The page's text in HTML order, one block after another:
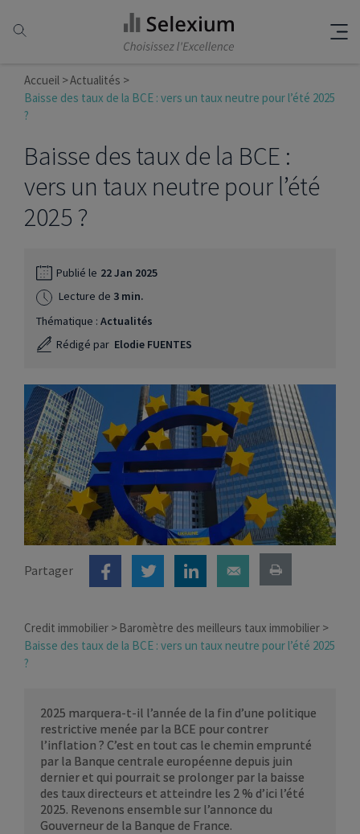
Accueil
Actualités
Baisse des taux de la BCE : vers un taux neutre pour l’été 2025
?
Baisse des taux de la BCE :
vers un taux neutre pour l’été
2025 ?
Publié le 22 Jan 2025
Lecture de 3 min.
Thématique : Actualités
Rédigé par Elodie FUENTES
Partager
Credit immobilier
Baromètre des meilleurs taux immobilier
Baisse des taux de la BCE : vers un taux neutre pour l’été 2025
?
2025 marquera-t-il l’année de la fin d’une politique
restrictive menée par la BCE pour contrer
l’inflation ? C’est en tout cas le chemin emprunté
par la Banque centrale européenne depuis juin
dernier et qui pourrait se prolonger par la baisse
des taux directeurs et atteindre les 2 % d’ici l’été
2025. Revenons ensemble sur l’annonce du
Gouverneur de la Banque de France.